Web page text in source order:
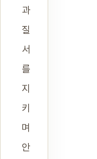
과
질
서
를
지
키
며
안